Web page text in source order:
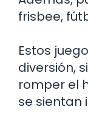
frisbee,
Estos
diversión,
romper el
se sientan